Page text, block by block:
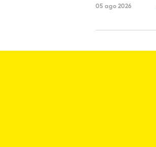
05 ago 2026